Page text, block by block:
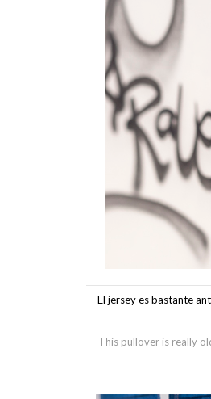
El jersey es bastante
This pullover is really